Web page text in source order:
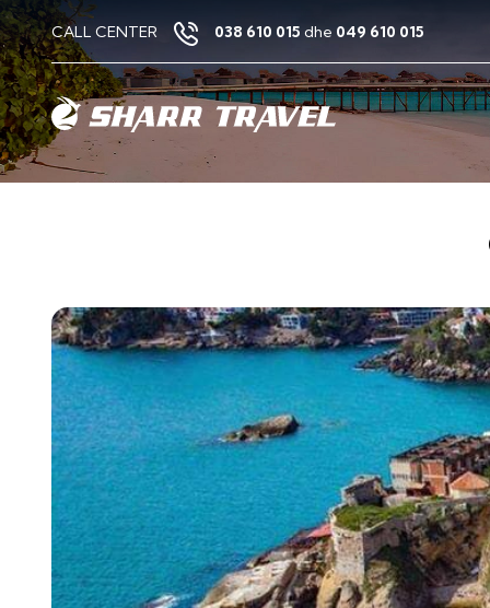
CALL CENTER 038 610 015 dhe 049 610 015